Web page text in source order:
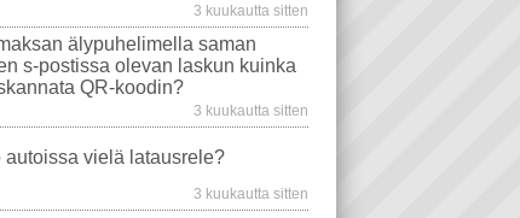
3 kuukautta sitten
älypuhelimella saman
s-postissa olevan laskun kuinka
QR-koodin?
3 kuukautta sitten
autoissa vielä latausrele?
3 kuukautta sitten